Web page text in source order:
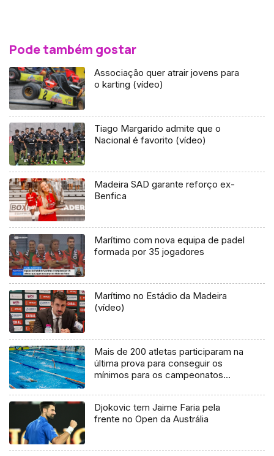
Pode também gostar
Associação quer atrair jovens para
o karting (vídeo)
Tiago Margarido admite que o
Nacional é favorito (vídeo)
Madeira SAD garante reforço ex-
Benfica
Marítimo com nova equipa de padel
formada por 35 jogadores
Marítimo no Estádio da Madeira
(vídeo)
Mais de 200 atletas participaram na
última prova para conseguir os
mínimos para os campeonatos
Djokovic tem Jaime Faria pela
frente no Open da Austrália